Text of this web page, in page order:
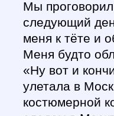
Мы
следующий
меня к тёте и
Меня будто
«Ну вот и
улетала в
костюмерной